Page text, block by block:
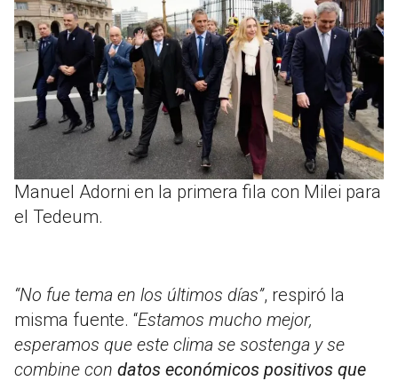
Manuel Adorni en la primera fila con Milei para
el Tedeum.
“No fue tema en los últimos días”, respiró la
misma fuente. “Estamos mucho mejor,
esperamos que este clima se sostenga y se
combine con datos económicos positivos que